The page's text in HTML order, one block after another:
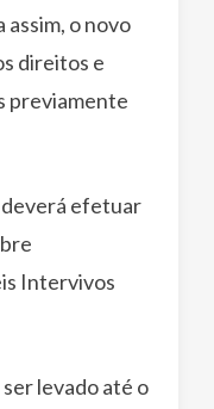
o novo
direitos e
previamente
efetuar
Intervivos
levado até o